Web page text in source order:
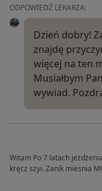
ODPOWIEDŹ LEKARZA:
Dzień dobry!
znajdę
więcej na ten
Musiałbym
wywiad.
Witam Po 7 latach
kręcz szyi. Zanik miesnia